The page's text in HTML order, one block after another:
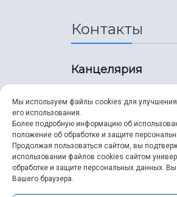
Контакты
Канцелярия
8 (846) 267-43-70
ssau@ssau.ru
Мы используем файлы cookies для улучшения
его использования.
Более подробную информацию об
положение об обработке и защите
Продолжая пользоваться сайтом, вы
использовании файлов cookies сайтом
обработке и защите персональных данных.
Вашего браузера.